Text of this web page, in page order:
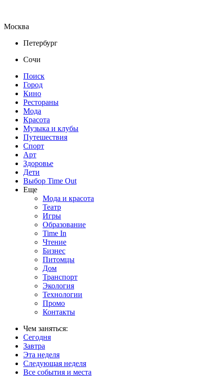
Москва
Петербург
Сочи
Поиск
Город
Кино
Рестораны
Мода
Красота
Музыка и клубы
Путешествия
Спорт
Арт
Здоровье
Дети
Выбор Time Out
Еще
Мода и красота
Театр
Игры
Образование
Time In
Чтение
Бизнес
Питомцы
Дом
Транспорт
Экология
Технологии
Промо
Контакты
Чем заняться:
Сегодня
Завтра
Эта неделя
Следующая неделя
Все события и места